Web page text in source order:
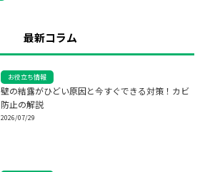
最新コラム
お役立ち情報
壁の結露がひどい原因と今すぐできる対策！カビ
防止の解説
2026/07/29